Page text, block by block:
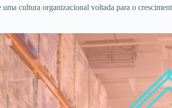
cultura organizacional voltada para o